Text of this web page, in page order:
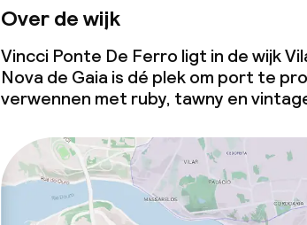
Over de wijk
Vincci Ponte De Ferro ligt in de wijk
Nova de Gaia is dé plek om port te
verwennen met ruby, tawny en